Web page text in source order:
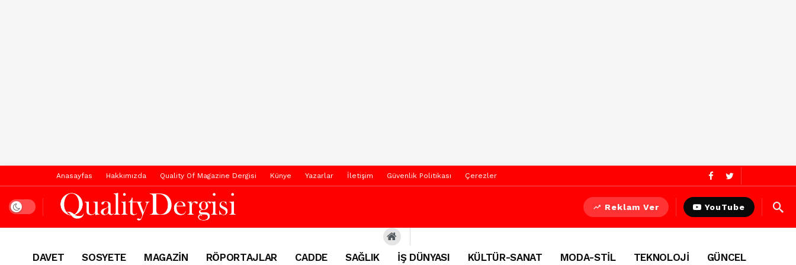
Anasayfas Hakkımızda Quality Of Magazine Dergisi Künye Yazarlar İletişim Güvenlik Politikası Çerezler
Dark mode Reklam Ver YouTube
DAVET SOSYETE MAGAZİN RÖPORTAJLAR CADDE SAĞLIK İŞ DÜNYASI KÜLTÜR-SANAT MODA-STİL TEKNOLOJİ GÜNCEL